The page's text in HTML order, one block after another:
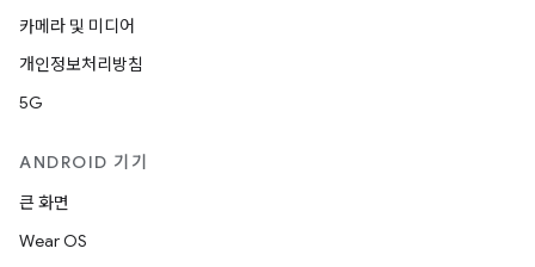
카메라 및 미디어
개인정보처리방침
5G
ANDROID 기기
큰 화면
Wear OS